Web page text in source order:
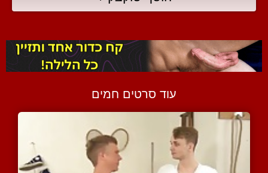
עוד סרטים חמים